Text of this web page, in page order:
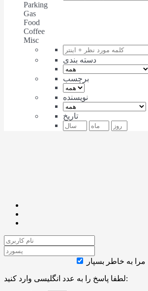
Parking
Gas
Food
Coffee
Misc
دسته بندی
برچسب
نویسنده
تاریخ
مرا به خاطر بسپار
لطفا پاسخ را به عدد انگلیسی وارد کنید: